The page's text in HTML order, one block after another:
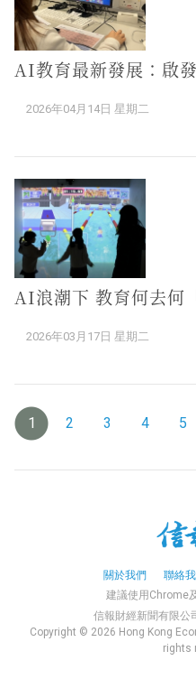
AI教育最新發展：啟
2026年04月14日 星期二
AI浪潮下 教育何去何
2026年03月17日 星期二
1 2 3 4 5
關於我們 聯絡
建議使用Chrome
信報財經新聞有限公
Copyright © 2026 Hong Kong
rights